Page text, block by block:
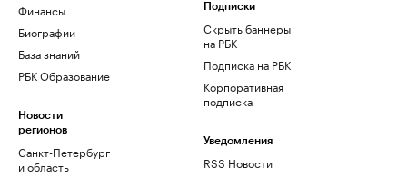
Финансы
Биографии
База знаний
РБК Образование
Новости
регионов
Санкт-Петербург
и область
Подписки
Скрыть баннеры
на РБК
Подписка на РБК
Корпоративная
подписка
Уведомления
RSS Новости